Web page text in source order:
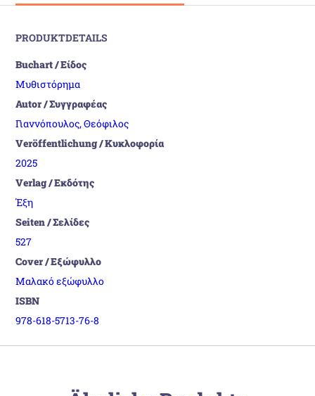
PRODUKTDETAILS
Buchart / Είδος
Μυθιστόρημα
Autor / Συγγραφέας
Γιαννόπουλος, Θεόφιλος
Veröffentlichung / Κυκλοφορία
2025
Verlag / Εκδότης
Έξη
Seiten / Σελίδες
527
Cover / Εξώφυλλο
Μαλακό εξώφυλλο
ISBN
978-618-5713-76-8